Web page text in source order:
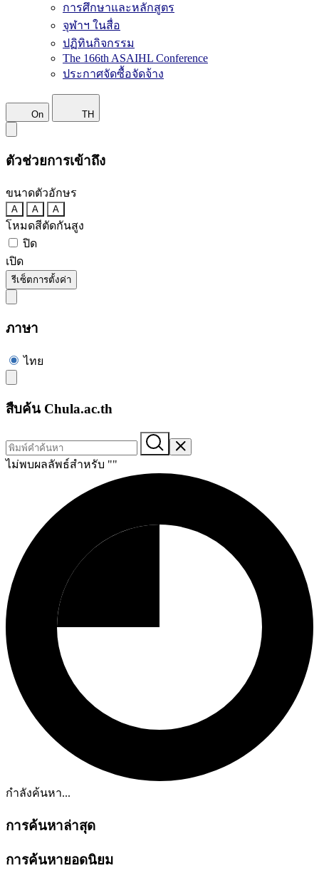
การศึกษาและหลักสูตร
จุฬาฯ ในสื่อ
ปฏิทินกิจกรรม
The 166th ASAIHL Conference
ประกาศจัดซื้อจัดจ้าง
On TH
ตัวช่วยการเข้าถึง
ขนาดตัวอักษร
A A A
โหมดสีตัดกันสูง
ปิด
เปิด
รีเซ็ตการตั้งค่า
ภาษา
ไทย
สืบค้น Chula.ac.th
ไม่พบผลลัพธ์สำหรับ ""
กำลังค้นหา...
การค้นหาล่าสุด
การค้นหายอดนิยม